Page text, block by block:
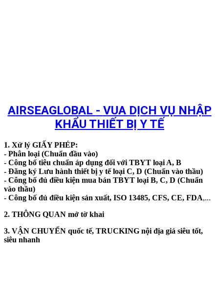
AIRSEAGLOBAL - VUA DỊCH VỤ NHẬP
KHẨU THIẾT BỊ Y TẾ
1. Xử lý GIẤY PHÉP:
- Phân loại (Chuẩn đầu vào)
- Công bố tiêu chuẩn áp dụng đối với TBYT loại A, B
- Đăng ký Lưu hành thiết bị y tế loại C, D (Chuẩn vào thầu)
- Công bố đủ điều kiện mua bán TBYT loại B, C, D (Chuẩn
vào thầu)
- Công bố đủ điều kiện sản xuất, ISO 13485, CFS, CE, FDA,...
2. THÔNG QUAN mở tờ khai
3. VẬN CHUYỂN quốc tế, TRUCKING nội địa giá siêu tốt,
siêu nhanh